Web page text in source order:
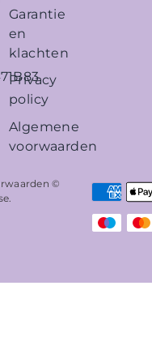
Garantie
en
klachten
Privacy
policy
Algemene
voorwaarden
©